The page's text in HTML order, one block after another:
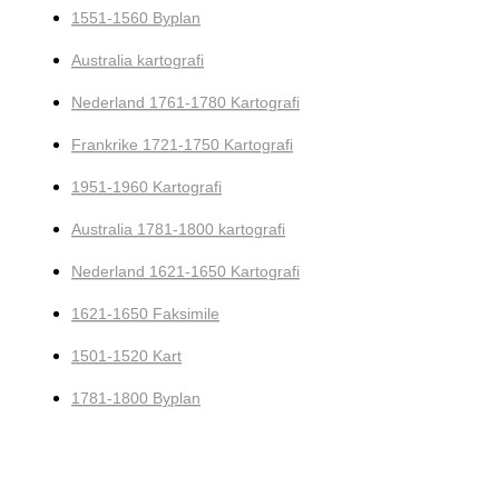
1551-1560 Byplan
Australia kartografi
Nederland 1761-1780 Kartografi
Frankrike 1721-1750 Kartografi
1951-1960 Kartografi
Australia 1781-1800 kartografi
Nederland 1621-1650 Kartografi
1621-1650 Faksimile
1501-1520 Kart
1781-1800 Byplan